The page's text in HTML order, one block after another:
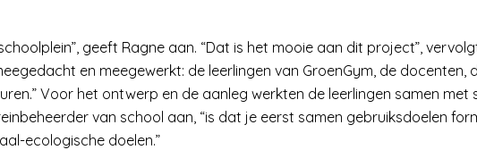
geeft Ragne aan. “Dat is het mooie aan dit project”,
en meegewerkt: de leerlingen van GroenGym, de docenten,
Voor het ontwerp en de aanleg werkten de leerlingen samen
van school aan, “is dat je eerst samen gebruiksdoelen
ecologische doelen.”